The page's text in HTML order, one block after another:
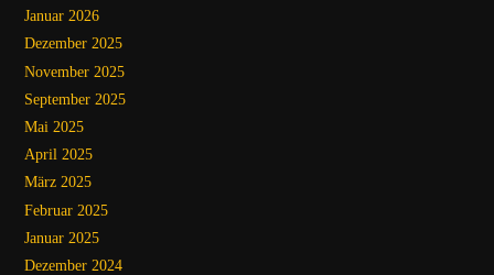
Januar 2026
Dezember 2025
November 2025
September 2025
Mai 2025
April 2025
März 2025
Februar 2025
Januar 2025
Dezember 2024